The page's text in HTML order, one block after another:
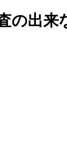
の出来